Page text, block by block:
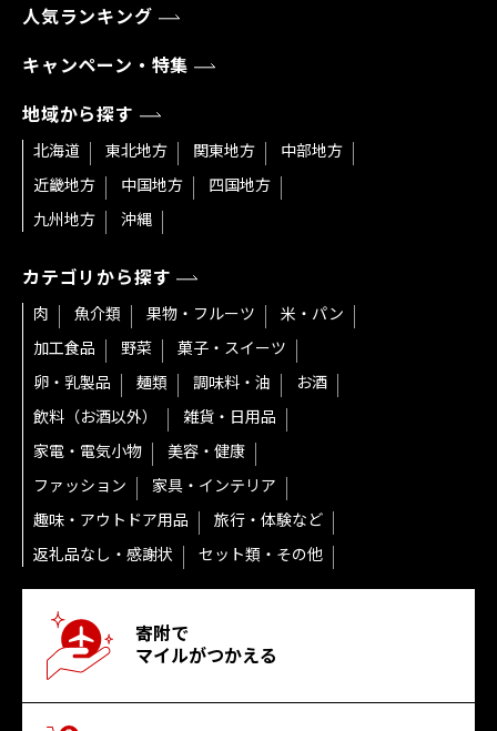
人気ランキング
キャンペーン・特集
地域から探す
北海道 東北地方 関東地方
中部地方
近畿地方
中国地方
四国地方
九州地方
沖縄
カテゴリから探す
肉 魚介類 果物・フルーツ
米・パン
加工食品
野菜
菓子・スイーツ
卵・乳製品
麺類 調味料・油
お酒
飲料（お酒以外）
雑貨・日用品
家電・電気小物
美容・健康
ファッション
家具・インテリア
趣味・アウトドア用品
旅行・体験など
返礼品なし・感謝状
セット類・その他
寄附で
マイルがつかえる